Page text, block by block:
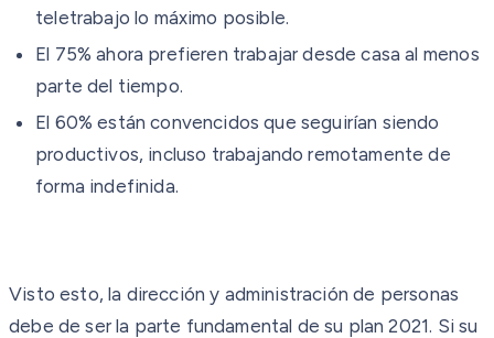
teletrabajo lo máximo posible.
El 75% ahora prefieren trabajar desde casa al menos
parte del tiempo.
El 60% están convencidos que seguirían siendo
productivos, incluso trabajando remotamente de
forma indefinida.
Visto esto, la dirección y administración de personas
debe de ser la parte fundamental de su plan 2021. Si su